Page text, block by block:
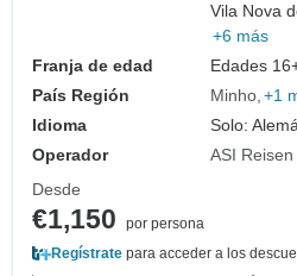
Vila Nova
+6 más
Franja de edad
Edades
País Región
Minho +1
Idioma
Solo:
Operador
ASI Reisen
Desde
€1,150
por persona
Regístrate para acceder a los